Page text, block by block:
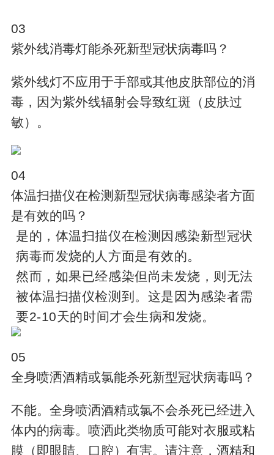
03
紫外线消毒灯能杀死新型冠状病毒吗？
紫外线灯不应用于手部或其他皮肤部位的消
毒，因为紫外线辐射会导致红斑（皮肤过
敏）。
04
体温扫描仪在检测新型冠状病毒感染者方面
是有效的吗？
是的，体温扫描仪在检测因感染新型冠状
病毒而发烧的人方面是有效的。
然而，如果已经感染但尚未发烧，则无法
被体温扫描仪检测到。这是因为感染者需
要2-10天的时间才会生病和发烧。
05
全身喷洒酒精或氯能杀死新型冠状病毒吗？
不能。全身喷洒酒精或氯不会杀死已经进入
体内的病毒。喷洒此类物质可能对衣服或粘
膜（即眼睛、口腔）有害。请注意，酒精和